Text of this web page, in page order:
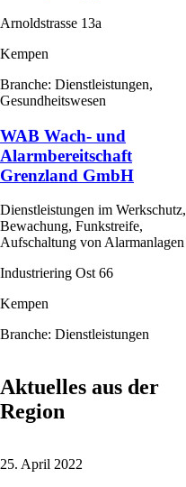
Arnoldstrasse 13a
Kempen
Branche: Dienstleistungen,
Gesundheitswesen
WAB Wach- und
Alarmbereitschaft
Grenzland GmbH
Dienstleistungen im Werkschutz,
Bewachung, Funkstreife,
Aufschaltung von Alarmanlagen
Industriering Ost 66
Kempen
Branche: Dienstleistungen
Aktuelles aus der
Region
25. April 2022